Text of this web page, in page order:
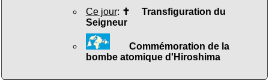
Ce jour: ✝ Transfiguration du
Seigneur
Commémoration de la
bombe atomique d'Hiroshima